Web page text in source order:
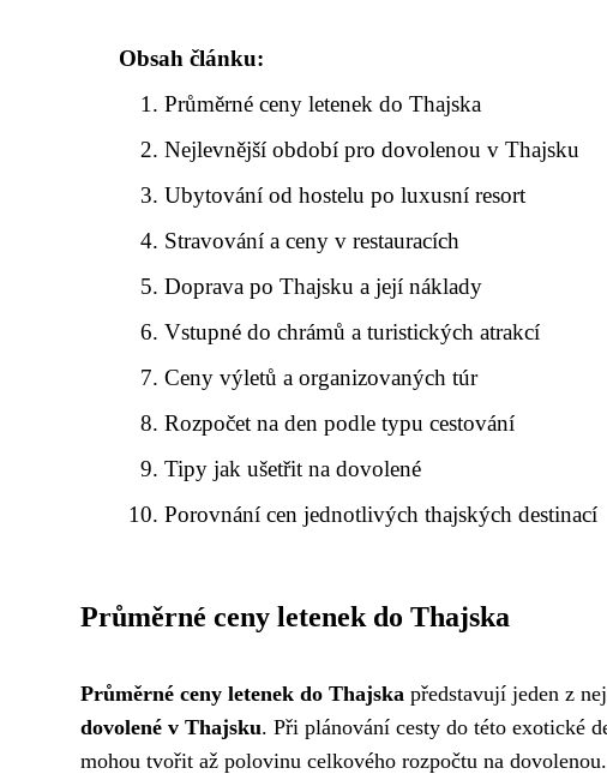
Obsah článku:
Průměrné ceny letenek do Thajska
Nejlevnější období pro dovolenou v Thajsku
Ubytování od hostelu po luxusní resort
Stravování a ceny v restauracích
Doprava po Thajsku a její náklady
Vstupné do chrámů a turistických atrakcí
Ceny výletů a organizovaných túr
Rozpočet na den podle typu cestování
Tipy jak ušetřit na dovolené
Porovnání cen jednotlivých thajských destinací
Průměrné ceny letenek do Thajska
Průměrné ceny letenek do Thajska představují jeden z
dovolené v Thajsku. Při plánování cesty do této exotické
mohou tvořit až polovinu celkového rozpočtu na